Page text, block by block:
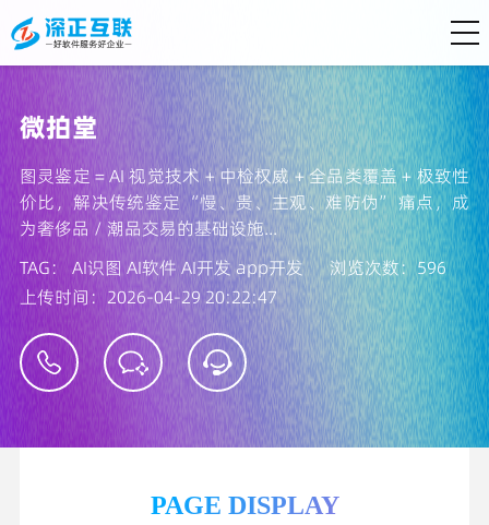
微拍堂
图灵鉴定 = AI 视觉技术 + 中检权威 + 全品类覆盖 + 极致性
价比，解决传统鉴定 “慢、贵、主观、难防伪” 痛点，成
为奢侈品 / 潮品交易的基础设施...
TAG：AI识图 AI软件 AI开发 app开发
浏览次数：596
上传时间：2026-04-29 20:22:47
PAGE DISPLAY